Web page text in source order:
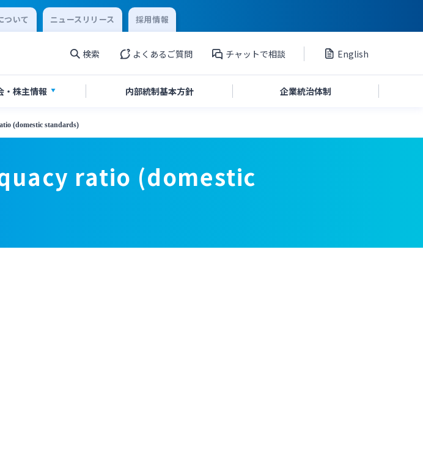
ついて ニュースリリース 採用情報
検索 よくあるご質問 チャットで相談 English
株主情報 内部統制基本方針 企業統治体制
English
閉じる
閉じる
(domestic standards)
ratio (domestic